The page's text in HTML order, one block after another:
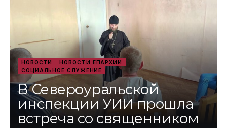
НОВОСТИ
НОВОСТИ ЕПАРХИИ
СОЦИАЛЬНОЕ СЛУЖЕНИЕ
В Североуральской
инспекции УИИ прошла
встреча со священником